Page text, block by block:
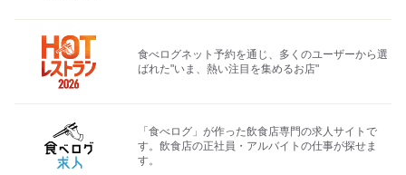
食べログネット予約を通じ、多くのユーザーから選
ばれた"いま、熱い注目を集めるお店"
「食べログ」が作った飲食店専門の求人サイトで
す。飲食店の正社員・アルバイトの仕事が探せま
す。